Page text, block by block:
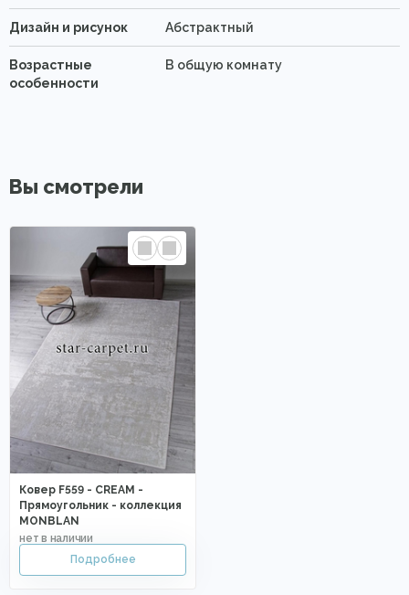
Дизайн и рисунок Абстрактный
Возрастные
особенности
В общую комнату
Вы смотрели
Ковер F559 - CREAM -
Прямоугольник - коллекция
MONBLAN